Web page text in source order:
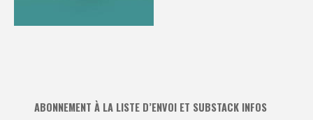
ABONNEMENT À LA LISTE D’ENVOI ET SUBSTACK INFOS